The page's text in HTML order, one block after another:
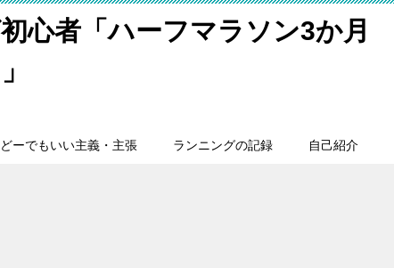
心者「ハーフマラソン3か月
ーでもいい主義・主張 ランニングの記録 自己紹介